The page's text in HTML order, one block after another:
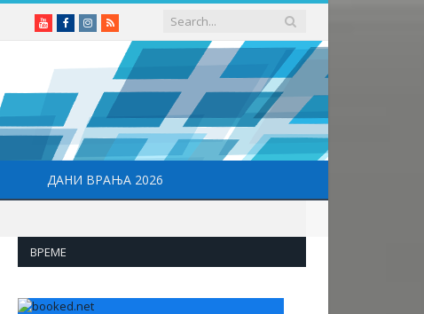
YoutubeFacebookInstagram
RSS
ДАНИ ВРАЊА 2026
ВРЕМЕ